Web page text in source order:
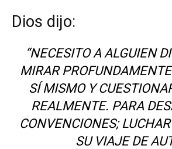
Dios dijo:
“NECESITO A ALGUIEN
MIRAR
SÍ MISMO Y
REALMENTE. PARA
CONVENCIONES;
SU VIAJE DE